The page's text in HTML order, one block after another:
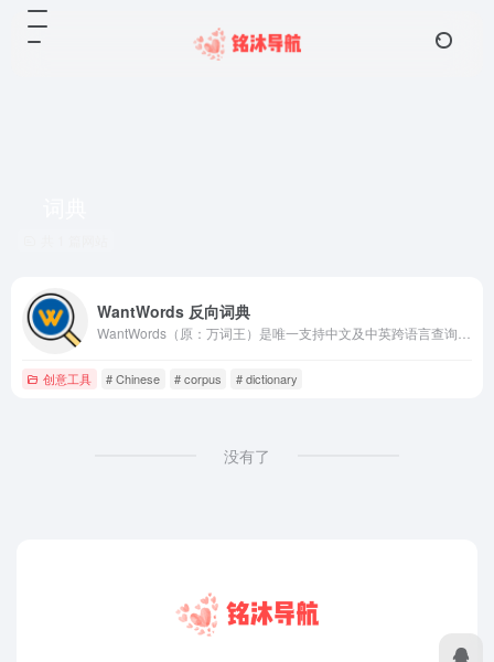
WantWords 反向词典
创意工具 # Chinese # corpus # dictionary
没有了